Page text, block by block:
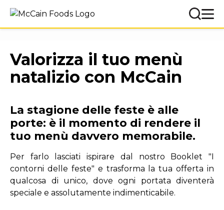
Valorizza il tuo menù
natalizio con McCain
La stagione delle feste è alle
porte: è il momento di rendere il
tuo menù davvero memorabile.
Per farlo lasciati ispirare dal nostro Booklet "I
contorni delle feste" e trasforma la tua offerta in
qualcosa di unico, dove ogni portata diventerà
speciale e assolutamente indimenticabile.